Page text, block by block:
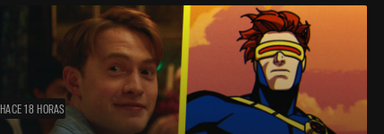
HACE 18 HORAS